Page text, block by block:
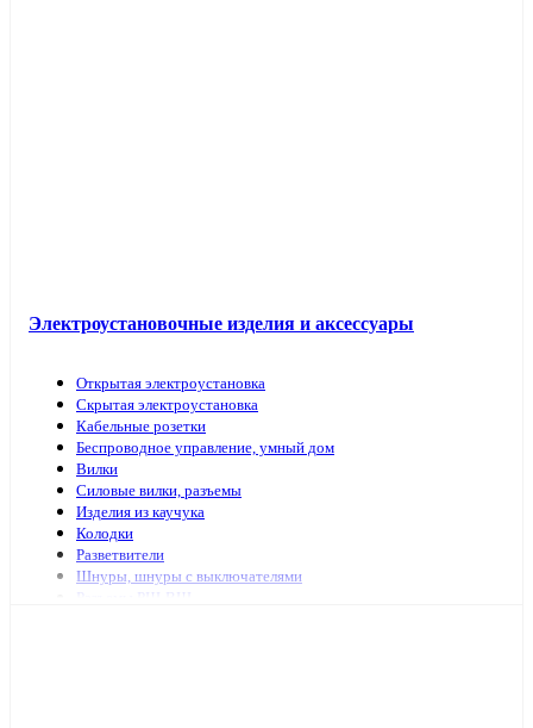
Электроустановочные изделия и аксессуары
Открытая электроустановка
Скрытая электроустановка
Кабельные розетки
Беспроводное управление, умный дом
Вилки
Силовые вилки, разъемы
Изделия из каучука
Колодки
Разветвители
Шнуры, шнуры с выключателями
Разъемы РШ-ВШ